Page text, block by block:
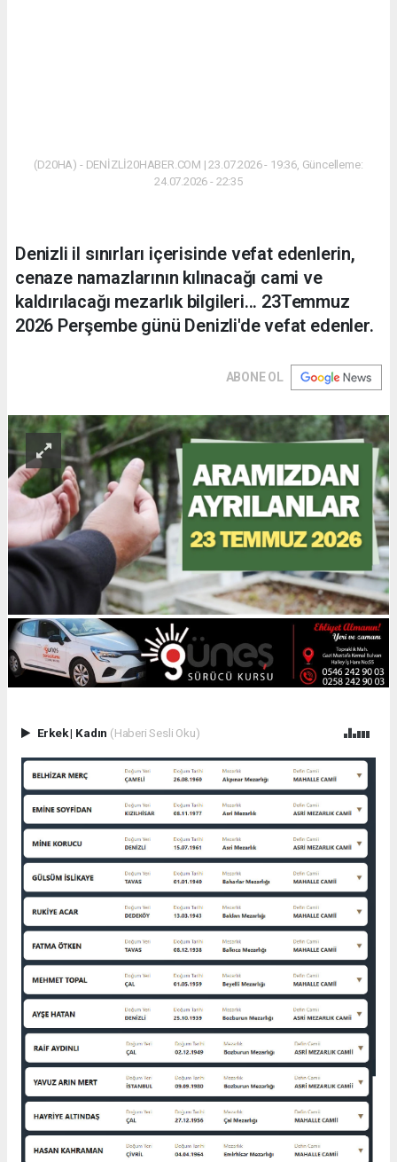
(D20HA) - DENİZLİ20HABER.COM | 23.07.2026 - 19:36, Güncelleme:
24.07.2026 - 22:35
Denizli il sınırları içerisinde vefat edenlerin,
cenaze namazlarının kılınacağı cami ve
kaldırılacağı mezarlık bilgileri... 23Temmuz
2026 Perşembe günü Denizli'de vefat edenler.
ABONE OL
Erkek| Kadın (Haberi Sesli Oku)